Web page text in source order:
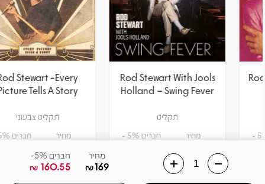
מחיר
169
₪
חברים 5%-
160.55
₪
Rod Stewart With Jools
Holland – Swing Fever
חברים 5% -
הוספה לסל
Rod Stewart -Every
Picture Tells A Story
תקליט צבעוני
חברים 5% -
הוספה לסל